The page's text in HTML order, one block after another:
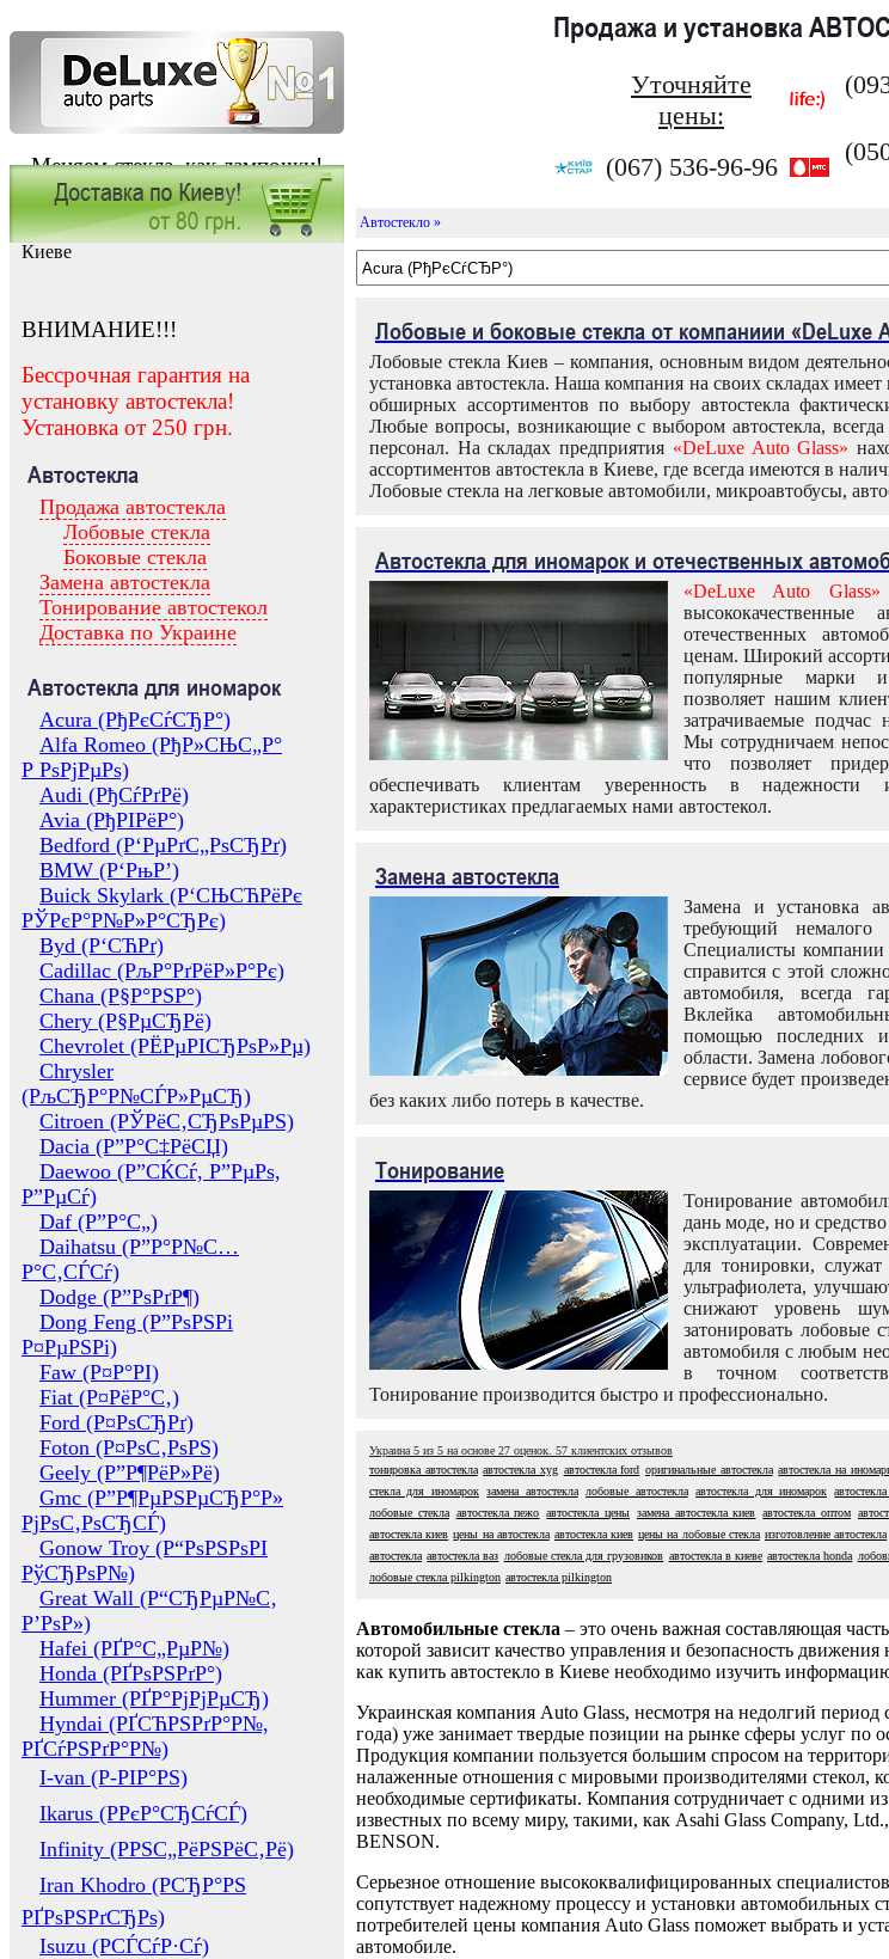
Меняем стекла, как лампочки!
Продажа и установка
Уточняйте
цены:
(067) 536-96-96
Заказать установку автостекла в
Киеве
ВНИМАНИЕ!!!
Бессрочная гарантия на
установку автостекла!
Установка от 250 грн.
Автостекла
Продажа автостекла
Лобовые стекла
Боковые стекла
Замена автостекла
Тонирование автостекол
Доставка по Украине
Автостекла для иномарок
Acura (РђРєСѓСЂР°)
Alfa Romeo (РђР»СЊС„Р°
Р РѕРјРµРѕ)
Audi (РђСѓРґРё)
Avia (РђРІРёР°)
Bedford (Р‘РµРґС„РѕСЂРґ)
BMW (Р‘РњР’)
Buick Skylark (Р‘СЊСЋРёРє
РЎРєР°Р№Р»Р°СЂРє)
Byd (Р‘СЋРґ)
Cadillac (РљР°РґРёР»Р°Рє)
Chana (Р§Р°РЅР°)
Chery (Р§РµСЂРё)
Chevrolet (РЁРµРІСЂРѕР»Рµ)
Chrysler
(РљСЂР°Р№СЃР»РµСЂ)
Citroen (РЎРёС‚СЂРѕРµРЅ)
Dacia (Р”Р°С‡РёСЏ)
Daewoo (Р”СЌСѓ, Р”РµРѕ,
Р”РµСѓ)
Daf (Р”Р°С„)
Daihatsu (Р”Р°Р№С…
Р°С‚СЃСѓ)
Dodge (Р”РѕРґР¶)
Dong Feng (Р”РѕРЅРі
Р¤РµРЅРі)
Faw (Р¤Р°РІ)
Fiat (Р¤РёР°С‚)
Ford (Р¤РѕСЂРґ)
Foton (Р¤РѕС‚РѕРЅ)
Geely (Р”Р¶РёР»Рё)
Gmc (Р”Р¶РµРЅРµСЂР°Р»
РјРѕС‚РѕСЂСЃ)
Gonow Troy (Р“РѕРЅРѕРІ
РўСЂРѕР№)
Great Wall (Р“СЂРµР№С‚
Р’РѕР»)
Hafei (РҐР°С„РµР№)
Honda (РҐРѕРЅРґР°)
Hummer (РҐР°РјРјРµСЂ)
Hyndai (РҐСЋРЅРґР°Р№,
РҐСѓРЅРґР°Р№)
I-van (Р-РІР°РЅ)
Ikarus (РРєР°СЂСѓСЃ)
Infinity (РРЅС„РёРЅРёС‚Рё)
Iran Khodro (РСЂР°РЅ
РҐРѕРЅРґСЂРѕ)
Isuzu (РСЃСѓР·Сѓ)
Автостекло »
Лобовые и боковые стекла от компаниии «DeLuxe
Лобовые стекла Киев – компания, основным видом
установка автостекла. Наша компания на своих складах
обширных ассортиментов по выбору автостекла
Любые вопросы, возникающие с выбором автостекла,
персонал. На складах предприятия «DeLuxe Auto Glass»
ассортиментов автостекла в Киеве, где всегда имеются в
Лобовые стекла на легковые автомобили, микроавтобусы,
Автостекла для иномарок и отечественных
«DeLuxe Auto Glass»
отечественных
ценам. Широкий
популярные марки
позволяет нашим
затрачиваемые
Мы сотрудничаем
что позволяет
обеспечивать клиентам уверенность в надежности
характеристиках предлагаемых нами автостекол.
Замена автостекла
Замена и установка
требующий
Специалисты компании
справится с этой
автомобиля, всегда
Вклейка
помощью последних
области. Замена
сервисе будет
без каких либо потерь в качестве.
Тонирование
Тонирование
дань моде, но и
эксплуатации.
для тонировки, служат
ультрафиолета,
снижают уровень
затонировать лобовые
автомобиля с любым
в точном
Тонирование производится быстро и профессионально.
Украина 5 из 5 на основе 27 оценок. 57 клиентских отзывов
тонировка автостекла автостекла xyg автостекла ford оригинальные автостекла автостекла на
стекла для иномарок замена автостекла лобовые автостекла автостекла для иномарок
лобовые стекла автостекла пежо автостекла цены замена автостекла киев автостекла оптом
автостекла киев цены на автостекла автостекла киев цены на лобовые стекла изготовление автостекла
автостекла автостекла ваз лобовые стекла для грузовиков автостекла в киеве автостекла honda
лобовые стекла pilkington автостекла pilkington
Автомобильные стекла – это очень важная составляющая
которой зависит качество управления и безопасность
как купить автостекло в Киеве необходимо изучить
Украинская компания Auto Glass, несмотря на недолгий период
года) уже занимает твердые позиции на рынке сферы услуг по
Продукция компании пользуется большим спросом на
налаженные отношения с мировыми производителями стекол,
необходимые сертификаты. Компания сотрудничает с одними
известных по всему миру, такими, как Asahi Glass Company,
BENSON.
Серьезное отношение высококвалифицированных
сопутствует надежному процессу и установки автомобильных
потребителей цены компания Auto Glass поможет выбрать и
автомобиле.